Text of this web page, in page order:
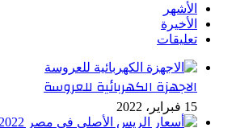
الأشهر
الأخيرة
تعليقات
الاجهزة الكهربائية للعروسة
15 فبراير، 2022